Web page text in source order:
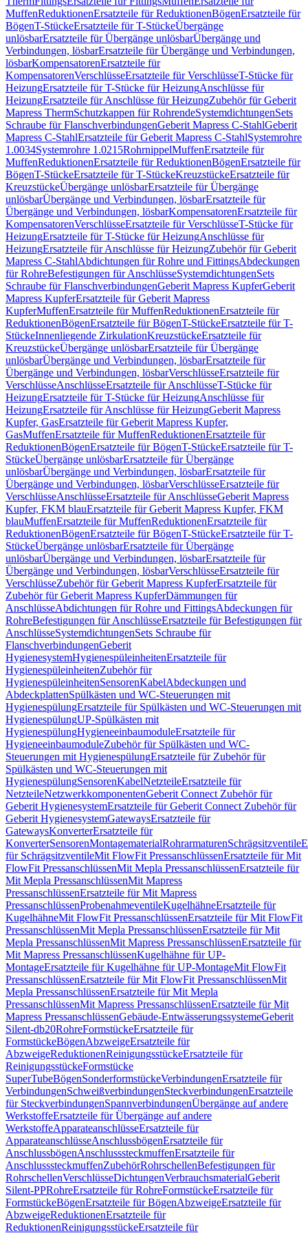
MuffenReduktionenErsatzteile für ReduktionenBögenErsatzteile für
BögenT-StückeErsatzteile für T-StückeÜbergänge
unlösbarErsatzteile für Übergänge unlösbarÜbergänge und
Verbindungen, lösbarErsatzteile für Übergänge und Verbindungen,
lösbarKompensatorenErsatzteile für
KompensatorenVerschlüsseErsatzteile für VerschlüsseT-Stücke für
HeizungErsatzteile für T-Stücke für HeizungAnschlüsse für
HeizungErsatzteile für Anschlüsse für HeizungZubehör für Geberit
Mapress ThermSchutzkappen für RohrendeSystemdichtungenSets
Schraube für FlanschverbindungenGeberit Mapress C-StahlGeberit
Mapress C-StahlErsatzteile für Geberit Mapress C-StahlSystemrohre
1.0034Systemrohre 1.0215RohrnippelMuffenErsatzteile für
MuffenReduktionenErsatzteile für ReduktionenBögenErsatzteile für
BögenT-StückeErsatzteile für T-StückeKreuzstückeErsatzteile für
KreuzstückeÜbergänge unlösbarErsatzteile für Übergänge
unlösbarÜbergänge und Verbindungen, lösbarErsatzteile für
Übergänge und Verbindungen, lösbarKompensatorenErsatzteile für
KompensatorenVerschlüsseErsatzteile für VerschlüsseT-Stücke für
HeizungErsatzteile für T-Stücke für HeizungAnschlüsse für
HeizungErsatzteile für Anschlüsse für HeizungZubehör für Geberit
Mapress C-StahlAbdichtungen für Rohre und FittingsAbdeckungen
für RohreBefestigungen für AnschlüsseSystemdichtungenSets
Schraube für FlanschverbindungenGeberit Mapress KupferGeberit
Mapress KupferErsatzteile für Geberit Mapress
KupferMuffenErsatzteile für MuffenReduktionenErsatzteile für
ReduktionenBögenErsatzteile für BögenT-StückeErsatzteile für T-
StückeInnenliegende ZirkulationKreuzstückeErsatzteile für
KreuzstückeÜbergänge unlösbarErsatzteile für Übergänge
unlösbarÜbergänge und Verbindungen, lösbarErsatzteile für
Übergänge und Verbindungen, lösbarVerschlüsseErsatzteile für
VerschlüsseAnschlüsseErsatzteile für AnschlüsseT-Stücke für
HeizungErsatzteile für T-Stücke für HeizungAnschlüsse für
HeizungErsatzteile für Anschlüsse für HeizungGeberit Mapress
Kupfer, GasErsatzteile für Geberit Mapress Kupfer,
GasMuffenErsatzteile für MuffenReduktionenErsatzteile für
ReduktionenBögenErsatzteile für BögenT-StückeErsatzteile für T-
StückeÜbergänge unlösbarErsatzteile für Übergänge
unlösbarÜbergänge und Verbindungen, lösbarErsatzteile für
Übergänge und Verbindungen, lösbarVerschlüsseErsatzteile für
VerschlüsseAnschlüsseErsatzteile für AnschlüsseGeberit Mapress
Kupfer, FKM blauErsatzteile für Geberit Mapress Kupfer, FKM
blauMuffenErsatzteile für MuffenReduktionenErsatzteile für
ReduktionenBögenErsatzteile für BögenT-StückeErsatzteile für T-
StückeÜbergänge unlösbarErsatzteile für Übergänge
unlösbarÜbergänge und Verbindungen, lösbarErsatzteile für
Übergänge und Verbindungen, lösbarVerschlüsseErsatzteile für
VerschlüsseZubehör für Geberit Mapress KupferErsatzteile für
Zubehör für Geberit Mapress KupferDämmungen für
AnschlüsseAbdichtungen für Rohre und FittingsAbdeckungen für
RohreBefestigungen für AnschlüsseErsatzteile für Befestigungen für
AnschlüsseSystemdichtungenSets Schraube für
FlanschverbindungenGeberit
HygienesystemHygienespüleinheitenErsatzteile für
HygienespüleinheitenZubehör für
HygienespüleinheitenSensorenKabelAbdeckungen und
AbdeckplattenSpülkästen und WC-Steuerungen mit
HygienespülungErsatzteile für Spülkästen und WC-Steuerungen mit
HygienespülungUP-Spülkästen mit
HygienespülungHygieneeinbaumoduleErsatzteile für
HygieneeinbaumoduleZubehör für Spülkästen und WC-
Steuerungen mit HygienespülungErsatzteile für Zubehör für
Spülkästen und WC-Steuerungen mit
HygienespülungSensorenKabelNetzteileErsatzteile für
NetzteileNetzwerkkomponentenGeberit Connect Zubehör für
Geberit HygienesystemErsatzteile für Geberit Connect Zubehör für
Geberit HygienesystemGatewaysErsatzteile für
GatewaysKonverterErsatzteile für
KonverterSensorenMontagematerialRohrarmaturenSchrägsitzventile
für SchrägsitzventileMit FlowFit PressanschlüssenErsatzteile für Mit
FlowFit PressanschlüssenMit Mepla PressanschlüssenErsatzteile für
Mit Mepla PressanschlüssenMit Mapress
PressanschlüssenErsatzteile für Mit Mapress
PressanschlüssenProbenahmeventileKugelhähneErsatzteile für
KugelhähneMit FlowFit PressanschlüssenErsatzteile für Mit FlowFit
PressanschlüssenMit Mepla PressanschlüssenErsatzteile für Mit
Mepla PressanschlüssenMit Mapress PressanschlüssenErsatzteile für
Mit Mapress PressanschlüssenKugelhähne für UP-
MontageErsatzteile für Kugelhähne für UP-MontageMit FlowFit
PressanschlüssenErsatzteile für Mit FlowFit PressanschlüssenMit
Mepla PressanschlüssenErsatzteile für Mit Mepla
PressanschlüssenMit Mapress PressanschlüssenErsatzteile für Mit
Mapress PressanschlüssenGebäude-EntwässerungssystemeGeberit
Silent-db20RohreFormstückeErsatzteile für
FormstückeBögenAbzweigeErsatzteile für
AbzweigeReduktionenReinigungsstückeErsatzteile für
ReinigungsstückeFormstücke
SuperTubeBögenSonderformstückeVerbindungenErsatzteile für
VerbindungenSchweißverbindungenSteckverbindungenErsatzteile
für SteckverbindungenSpannverbindungenÜbergänge auf andere
WerkstoffeErsatzteile für Übergänge auf andere
WerkstoffeApparateanschlüsseErsatzteile für
ApparateanschlüsseAnschlussbögenErsatzteile für
AnschlussbögenAnschlusssteckmuffenErsatzteile für
AnschlusssteckmuffenZubehörRohrschellenBefestigungen für
RohrschellenVerschlüsseDichtungenVerbrauchsmaterialGeberit
Silent-PPRohreErsatzteile für RohreFormstückeErsatzteile für
FormstückeBögenErsatzteile für BögenAbzweigeErsatzteile für
AbzweigeReduktionenErsatzteile für
ReduktionenReinigungsstückeErsatzteile für